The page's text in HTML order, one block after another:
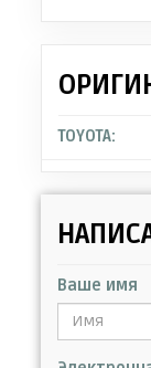
TOYOTA:
Ваше имя